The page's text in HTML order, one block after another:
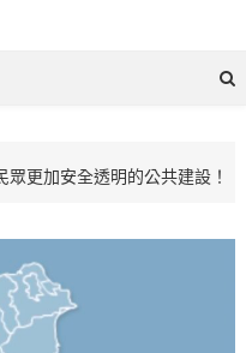
更加安全透明的公共建設！